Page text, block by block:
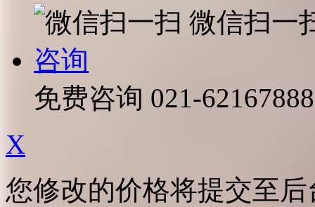
微信扫一
咨询
免费咨询 021-62167888
X
您修改的价格将提交至